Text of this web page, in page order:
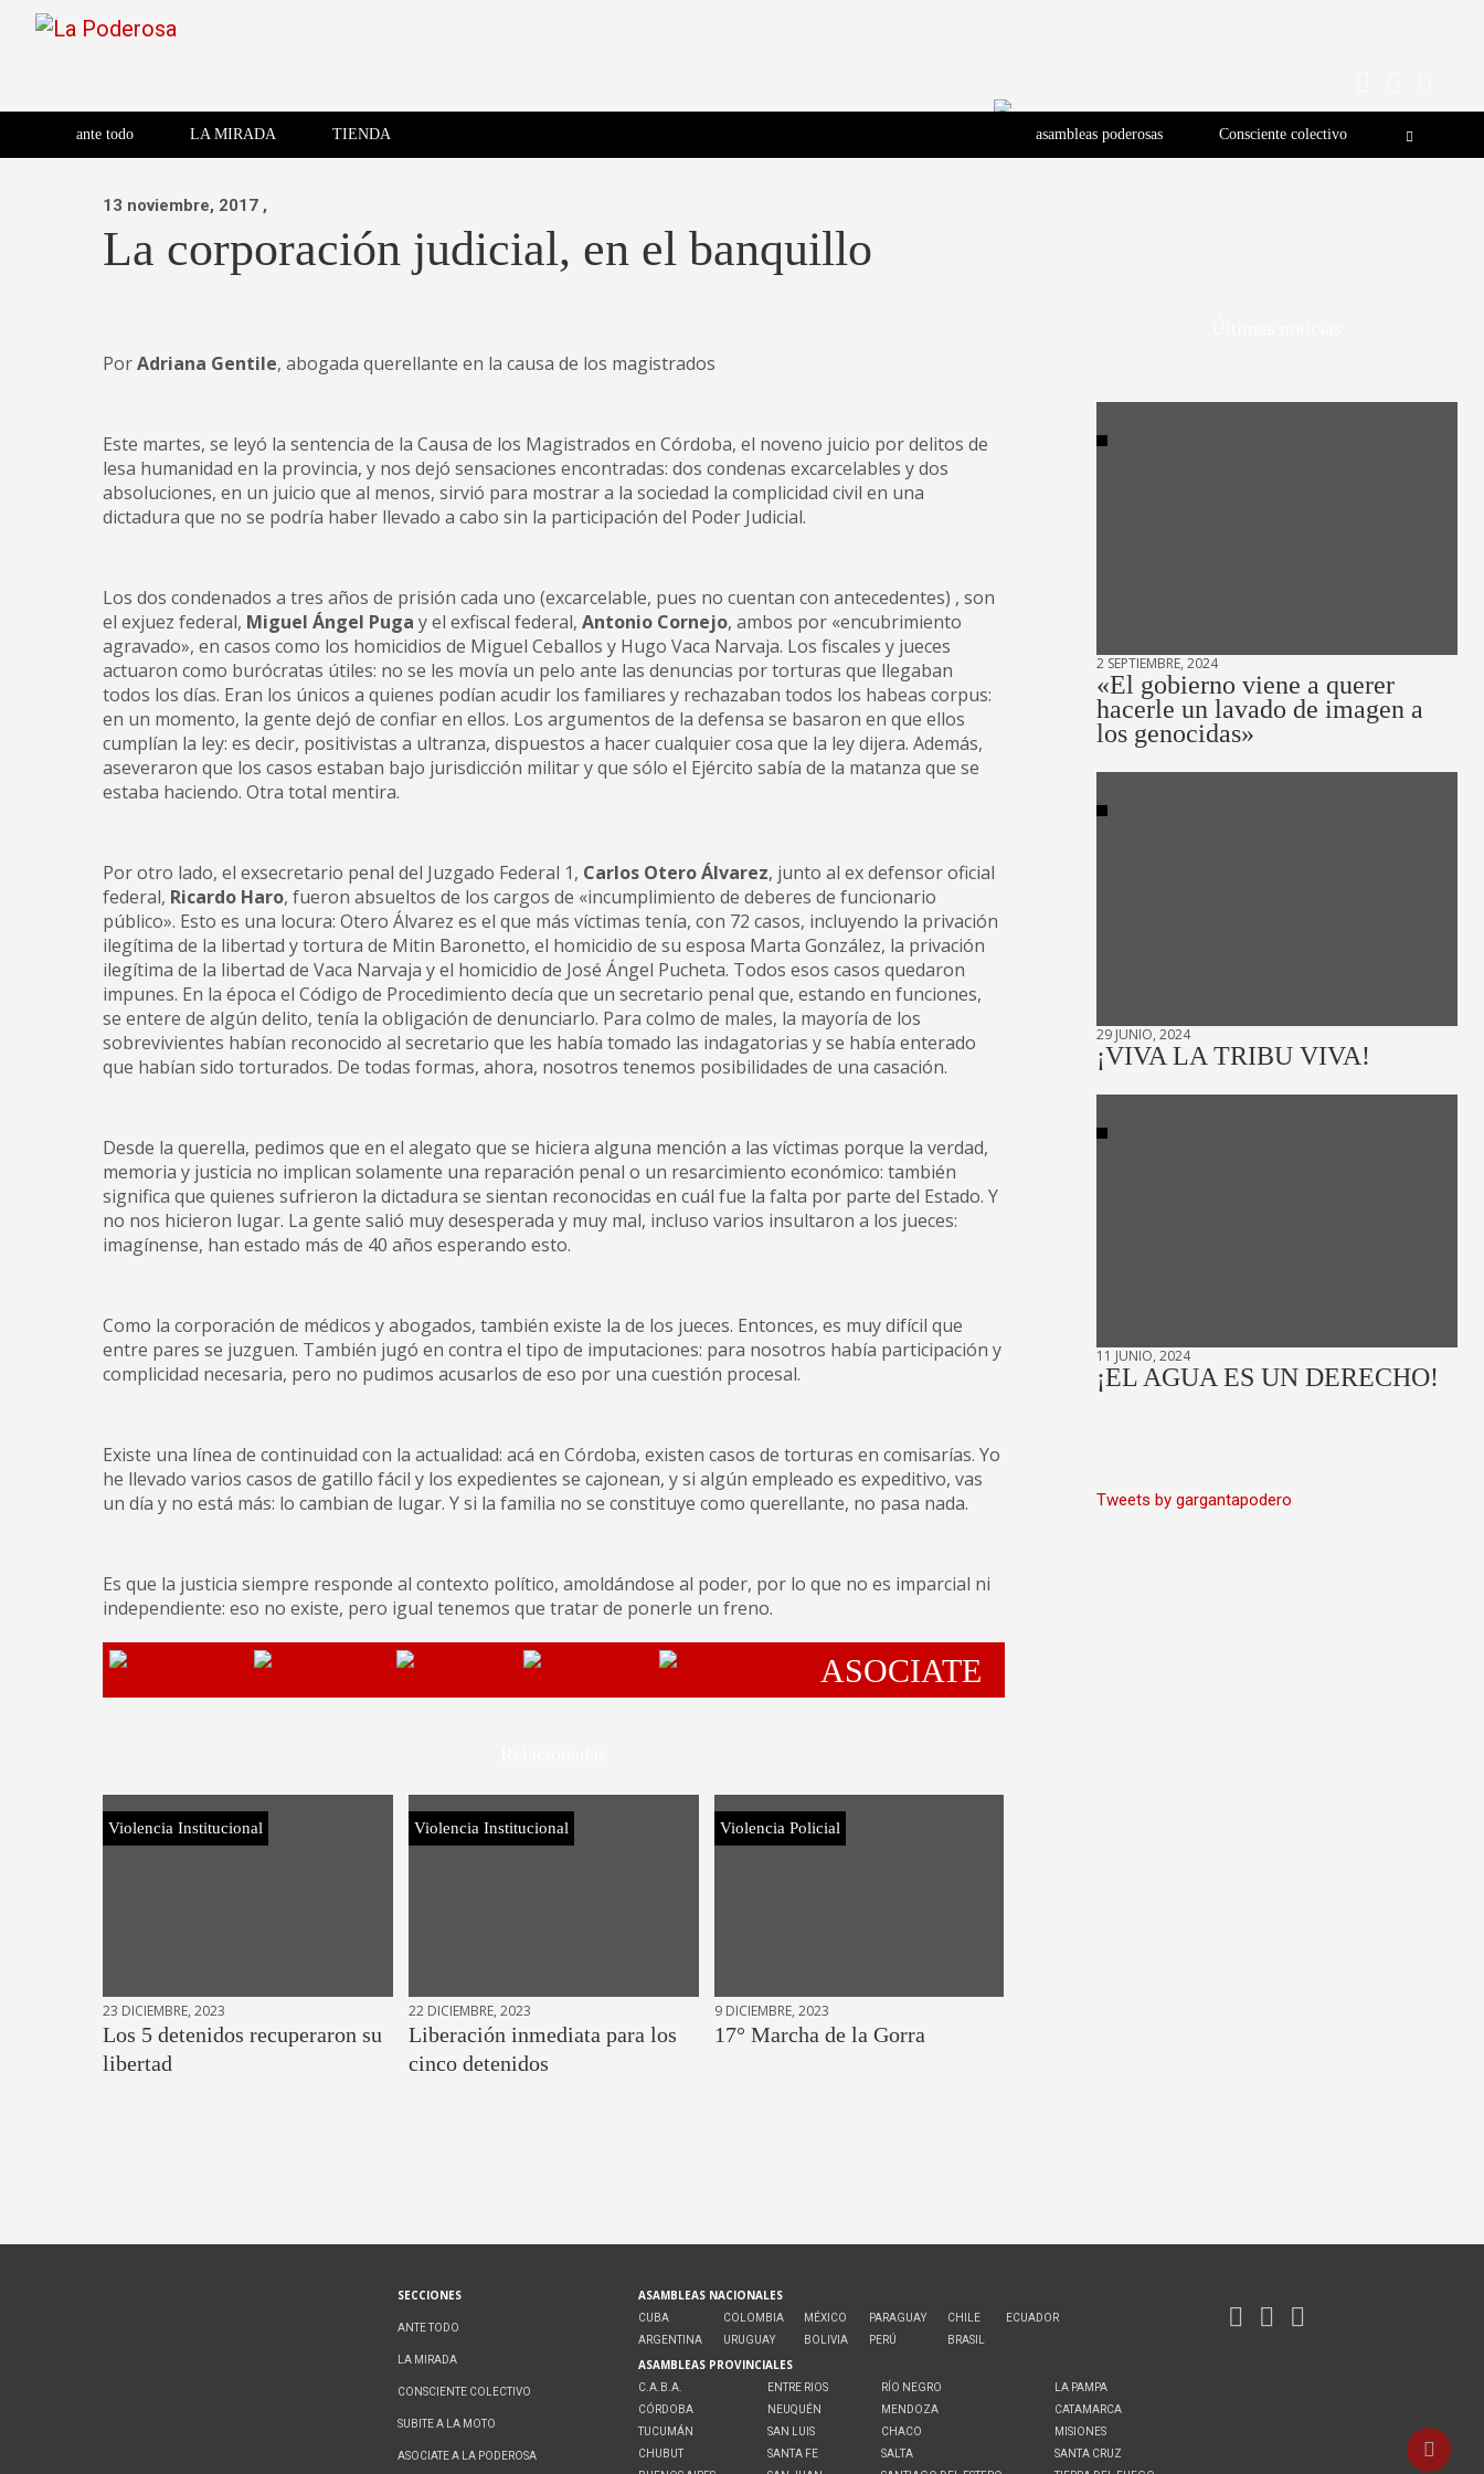
Saltar
La Poderosa
brazo literario del movimiento
La Poderosa
Revista de cultura villera, brazo literario del movimiento La Poderosa.
ante todo LA MIRADA TIENDA asambleas poderosas Consciente colectivo
13 noviembre, 2017 ,
La corporación judicial, en el banquillo
PorAdriana Gentile, abogada querellante en la causa de los magistrados
Este martes, se leyó la sentencia de la Causa de los Magistrados en Córdoba, el noveno juicio por delitos de
lesa humanidad en la provincia, y nos dejó sensaciones encontradas: dos condenas excarcelables y dos
absoluciones, en un juicio que al menos, sirvió para mostrar a la sociedad la complicidad civil en una
dictadura que no se podría haber llevado a cabo sin la participación del Poder Judicial.
Los dos condenados a tres años de prisión cada uno (excarcelable, pues no cuentan con antecedentes) , son
el exjuez federal, Miguel Ángel Puga y el exfiscal federal, Antonio Cornejo, ambos por «encubrimiento
agravado», en casos como los homicidios de Miguel Ceballos y Hugo Vaca Narvaja. Los fiscales y jueces
actuaron como burócratas útiles: no se les movía un pelo ante las denuncias por torturas que llegaban
todos los días. Eran los únicos a quienes podían acudir los familiares y rechazaban todos los habeas corpus:
en un momento, la gente dejó de confiar en ellos. Los argumentos de la defensa se basaron en que ellos
cumplían la ley: es decir, positivistas a ultranza, dispuestos a hacer cualquier cosa que la ley dijera. Además,
aseveraron que los casos estaban bajo jurisdicción militar y que sólo el Ejército sabía de la matanza que se
estaba haciendo. Otra total mentira.
Por otro lado, el exsecretario penal del Juzgado Federal 1, Carlos Otero Álvarez, junto al ex defensor oficial
federal, Ricardo Haro, fueron absueltos de los cargos de «incumplimiento de deberes de funcionario
público». Esto es una locura: Otero Álvarez es el que más víctimas tenía, con 72 casos, incluyendo la privación
ilegítima de la libertad y tortura de Mitin Baronetto, el homicidio de su esposa Marta González, la privación
ilegítima de la libertad de Vaca Narvaja y el homicidio de José Ángel Pucheta. Todos esos casos quedaron
impunes. En la época el Código de Procedimiento decía que un secretario penal que, estando en funciones,
se entere de algún delito, tenía la obligación de denunciarlo. Para colmo de males, la mayoría de los
sobrevivientes habían reconocido al secretario que les había tomado las indagatorias y se había enterado
que habían sido torturados. De todas formas, ahora, nosotros tenemos posibilidades de una casación.
Desde la querella, pedimos que en el alegato que se hiciera alguna mención a las víctimas porque la verdad,
memoria y justicia no implican solamente una reparación penal o un resarcimiento económico: también
significa que quienes sufrieron la dictadura se sientan reconocidas en cuál fue la falta por parte del Estado. Y
no nos hicieron lugar. La gente salió muy desesperada y muy mal, incluso varios insultaron a los jueces:
imagínense, han estado más de 40 años esperando esto.
Como la corporación de médicos y abogados, también existe la de los jueces. Entonces, es muy difícil que
entre pares se juzguen. También jugó en contra el tipo de imputaciones: para nosotros había participación y
complicidad necesaria, pero no pudimos acusarlos de eso por una cuestión procesal.
Existe una línea de continuidad con la actualidad: acá en Córdoba, existen casos de torturas en comisarías. Yo
he llevado varios casos de gatillo fácil y los expedientes se cajonean, y si algún empleado es expeditivo, vas
un día y no está más: lo cambian de lugar. Y si la familia no se constituye como querellante, no pasa nada.
Es que la justicia siempre responde al contexto político, amoldándose al poder, por lo que no es imparcial ni
independiente: eso no existe, pero igual tenemos que tratar de ponerle un freno.
ASOCIATE
Violencia Institucional
23 DICIEMBRE, 2023
Los 5 detenidos recuperaron su
libertad
Violencia Institucional
22 DICIEMBRE, 2023
Liberación inmediata para los
cinco detenidos
Violencia Policial
9 DICIEMBRE, 2023
17° Marcha de la Gorra
2 SEPTIEMBRE, 2024
«El gobierno viene a querer
hacerle un lavado de imagen a
los genocidas»
29 JUNIO, 2024
¡VIVA LA TRIBU VIVA!
11 JUNIO, 2024
¡EL AGUA ES UN DERECHO!
Tweets by gargantapodero
SECCIONES
ANTE TODO
LA MIRADA
CONSCIENTE COLECTIVO
SUBITE A LA MOTO
ASOCIATE A LA PODEROSA
ASAMBLEAS NACIONALES
CUBA
ARGENTINA
COLOMBIA
URUGUAY
MÉXICO
BOLIVIA
PARAGUAY
PERÚ
CHILE
BRASIL
ECUADOR
ASAMBLEAS PROVINCIALES
C.A.B.A.
CÓRDOBA
TUCUMÁN
CHUBUT
ENTRE RIOS
NEUQUÉN
SAN LUIS
SANTA FE
RÍO NEGRO
MENDOZA
CHACO
SALTA
LA PAMPA
CATAMARCA
MISIONES
SANTA CRUZ